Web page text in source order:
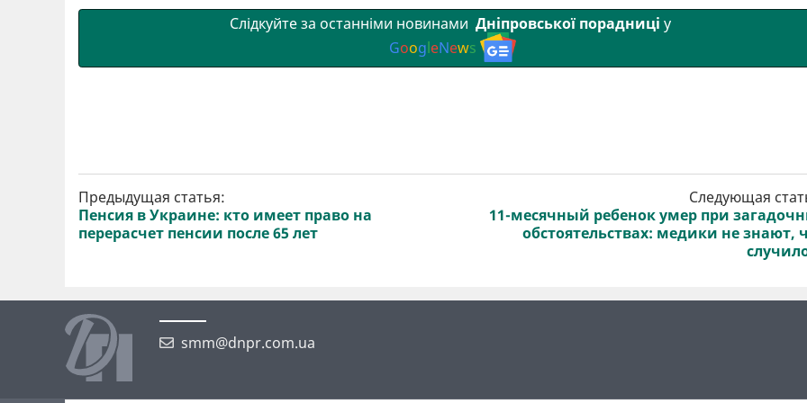
Слідкуйте за останніми новинами Дніпровської порадниці у
GoogleNews
Предыдущая статья:
Пенсия в Украине: кто имеет право на
перерасчет пенсии после 65 лет
Следующая
11-месячный ребенок умер при
обстоятельствах: медики не знают,
smm@dnpr.com.ua